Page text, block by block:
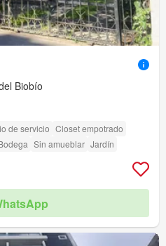
Biobío
de servicio Closet empotrado
Sin amueblar Jardín